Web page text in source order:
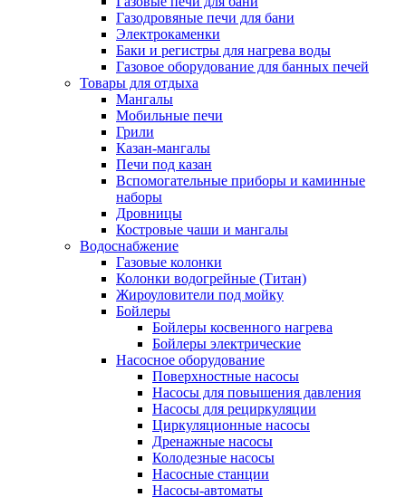
Газодровяные печи для бани
Электрокаменки
Баки и регистры для нагрева воды
Газовое оборудование для банных печей
Товары для отдыха
Мангалы
Мобильные печи
Грили
Казан-мангалы
Печи под казан
Вспомогательные приборы и каминные
наборы
Дровницы
Костровые чаши и мангалы
Водоснабжение
Газовые колонки
Колонки водогрейные (Титан)
Жироуловители под мойку
Бойлеры
Бойлеры косвенного нагрева
Бойлеры электрические
Насосное оборудование
Поверхностные насосы
Насосы для повышения давления
Насосы для рециркуляции
Циркуляционные насосы
Дренажные насосы
Колодезные насосы
Насосные станции
Насосы-автоматы